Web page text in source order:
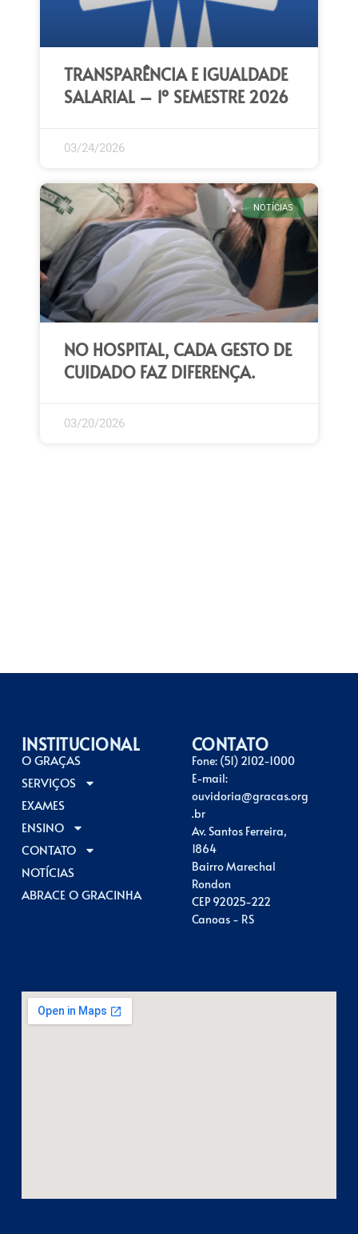
TRANSPARÊNCIA E IGUALDADE
SALARIAL – 1º SEMESTRE 2026
03/24/2026
NOTÍCIAS
NO HOSPITAL, CADA GESTO DE
CUIDADO FAZ DIFERENÇA.
03/20/2026
INSTITUCIONAL
O GRAÇAS
SERVIÇOS
EXAMES
ENSINO
CONTATO
NOTÍCIAS
ABRACE O GRACINHA
CONTATO
Fone: (51) 2102-1000
E-mail:
ouvidoria@gracas.org
.br
Av. Santos Ferreira,
1864
Bairro Marechal
Rondon
CEP 92025-222
Canoas - RS